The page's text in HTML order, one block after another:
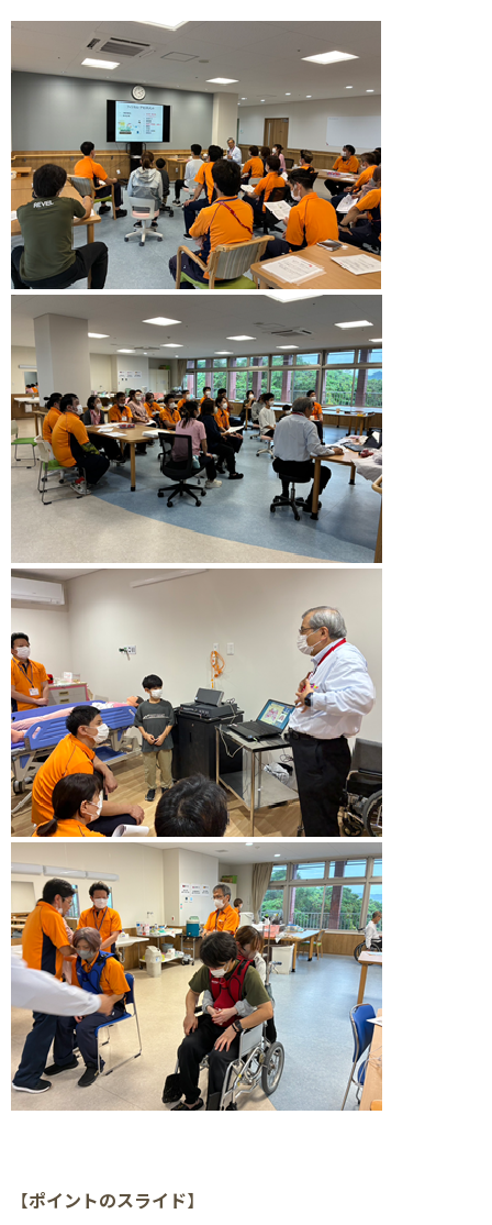
【ポイントのスライド】